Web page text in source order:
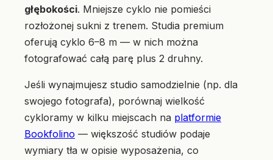
głębokości. Mniejsze cyklo nie pomieści
rozłożonej sukni z trenem. Studia premium
oferują cyklo 6–8 m — w nich można
fotografować całą parę plus 2 druhny.
Jeśli wynajmujesz studio samodzielnie (np. dla
swojego fotografa), porównaj wielkość
cykloramy w kilku miejscach na platformie
Bookfolino — większość studiów podaje
wymiary tła w opisie wyposażenia, co